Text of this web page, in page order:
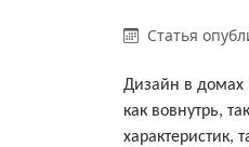
Статья
Дизайн в домах
как вовнутрь,
характеристик,